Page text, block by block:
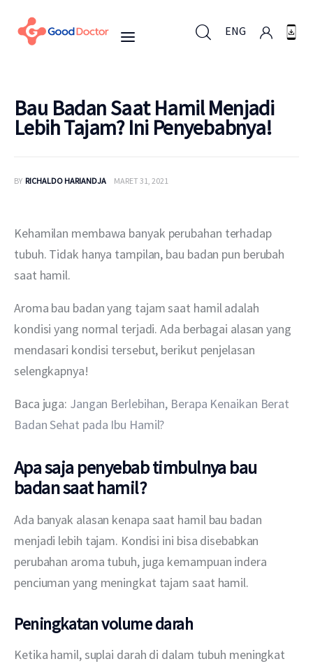
ENG
ENG
Mengapa Good Doctor
Berita
Bau Badan Saat Hamil Menjadi
Lebih Tajam? Ini Penyebabnya!
BY RICHALDO HARIANDJA MARET 31, 2021
Kehamilan membawa banyak perubahan terhadap
tubuh. Tidak hanya tampilan, bau badan pun berubah
saat hamil.
Aroma bau badan yang tajam saat hamil adalah
kondisi yang normal terjadi. Ada berbagai alasan yang
mendasari kondisi tersebut, berikut penjelasan
selengkapnya!
Baca juga: Jangan Berlebihan, Berapa Kenaikan Berat
Badan Sehat pada Ibu Hamil?
Apa saja penyebab timbulnya bau
badan saat hamil?
Ada banyak alasan kenapa saat hamil bau badan
menjadi lebih tajam. Kondisi ini bisa disebabkan
perubahan aroma tubuh, juga kemampuan indera
penciuman yang meningkat tajam saat hamil.
Peningkatan volume darah
Ketika hamil, suplai darah di dalam tubuh meningkat